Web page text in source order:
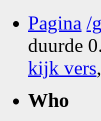
Pagina /
duurde
kijk vers,
Who